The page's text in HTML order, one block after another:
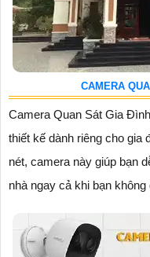
CAMERA
Camera Quan Sát Gia
thiết kế dành riêng cho
nét, camera này giúp bạn
nhà ngay cả khi bạn không